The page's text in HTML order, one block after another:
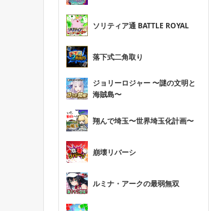
ソリティア通 BATTLE ROYAL
落下式二角取り
ジョリーロジャー 〜謎の文明と
海賊島〜
翔んで埼玉〜世界埼玉化計画〜
崩壊リバーシ
ルミナ・アークの最弱無双